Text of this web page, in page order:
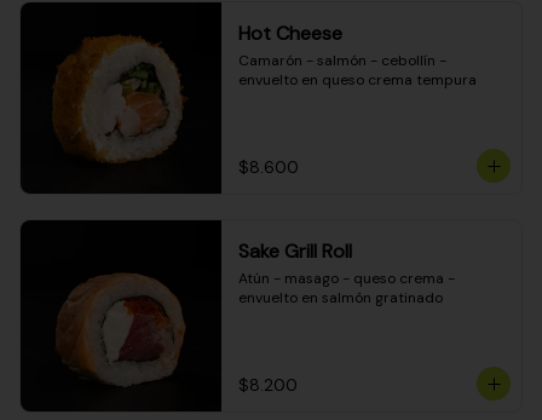
Hot Cheese
Camarón - salmón - cebollín -
envuelto en queso crema tempura
$8.600
Sake Grill Roll
Atún - masago - queso crema -
envuelto en salmón gratinado
$8.200